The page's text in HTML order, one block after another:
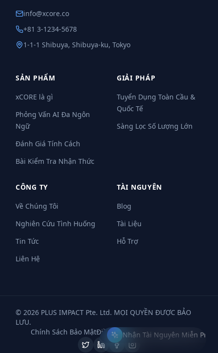
info@xcore.co
+81 3-1234-5678
1-1-1 Shibuya, Shibuya-ku, Tokyo
SẢN PHẨM
xCORE là gì
Phỏng Vấn AI Đa Ngôn
Ngữ
Đánh Giá Tính Cách
Bài Kiểm Tra Nhận Thức
GIẢI PHÁP
Tuyển Dụng Toàn Cầu &
Quốc Tế
Sàng Lọc Số Lượng Lớn
CÔNG TY
Về Chúng Tôi
Nghiên Cứu Tình Huống
Tin Tức
Liên Hệ
TÀI NGUYÊN
Blog
Tài Liệu
Hỗ Trợ
© 2026 PLUS IMPACT Pte. Ltd. MỌI QUYỀN ĐƯỢC BẢO
LƯU.
Chính Sách Bảo MậtĐiều Khoản Dịch VụBảo Mật
Nhận Tài Nguyên Miễn Phí
ƯU ĐÃI CÓ HẠN